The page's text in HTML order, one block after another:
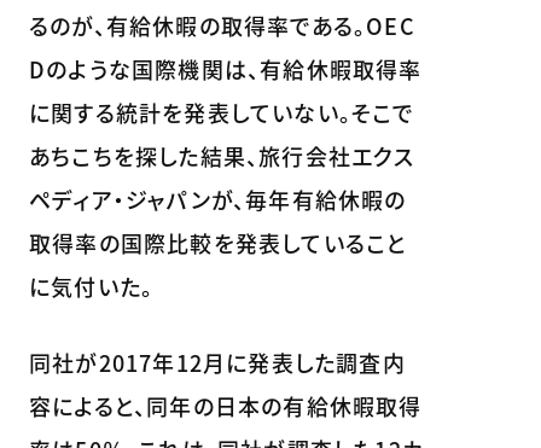
るのが、有給休暇の取得率である。OEC
Dのような国際機関は、有給休暇取得率
に関する統計を発表していない。そこで
あちこちを探した結果、旅行会社エクス
ペディア・ジャパンが、毎年有給休暇の
取得率の国際比較を発表していること
に気付いた。
同社が2017年12月に発表した調査内
容によると、同年の日本の有給休暇取得